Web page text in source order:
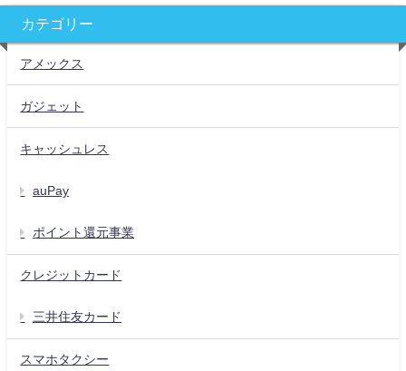
カテゴリー
アメックス
ガジェット
キャッシュレス
auPay
ポイント還元事業
クレジットカード
三井住友カード
スマホタクシー